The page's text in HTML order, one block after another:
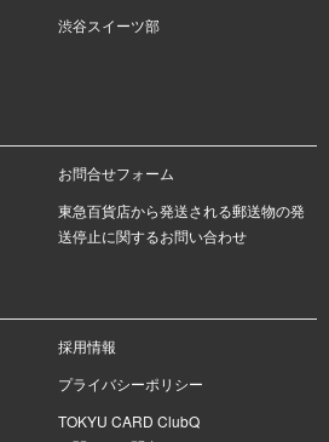
渋谷スイーツ部
お問合せフォーム
東急百貨店から発送される郵送物の発
送停止に関するお問い合わせ
採用情報
プライバシーポリシー
TOKYU CARD ClubQ